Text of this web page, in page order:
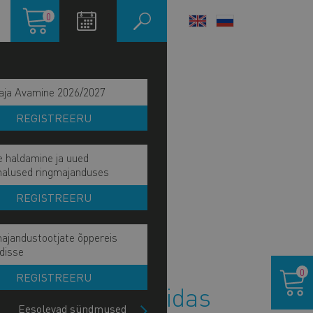
Ostukorv
0
Avamine 2026/2027
REGISTREERU
haldamine ja uued
ringmajanduses
REGISTREERU
õppereis
REGISTREERU
Eesolevad sündmused
LANGUAGE
- kuidas ja kellele?
TikTokis - kuidas
0